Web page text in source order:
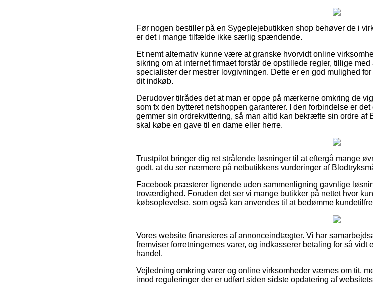
Før nogen bestiller på en Sygeplejebutikken shop behøver de i
er det i mange tilfælde ikke særlig spændende.
Et nemt alternativ kunne være at granske hvorvidt online
sikring om at internet firmaet forstår de opstillede regler, tillige
specialister der mestrer lovgivningen. Dette er en god mulighed
dit indkøb.
Derudover tilrådes det at man er oppe på mærkerne omkring de
som fx den bytteret netshoppen garanterer. I den forbindelse er
gemmer sin ordrekvittering, så man altid kan bekræfte sin ordre af
skal købe en gave til en dame eller herre.
Trustpilot bringer dig ret strålende løsninger til at eftergå mange
godt, at du ser nærmere på netbutikkens vurderinger af
Facebook præsterer lignende uden sammenligning gavnlige
troværdighed. Foruden det ser vi mange butikker på nettet hvor
købsoplevelse, som også kan anvendes til at bedømme
Vores website finansieres af annonceindtægter. Vi har
fremviser forretningernes varer, og indkasserer betaling for så vidt
handel.
Vejledning omkring varer og online virksomheder værnes om tit,
imod reguleringer der er udført siden sidste opdatering af